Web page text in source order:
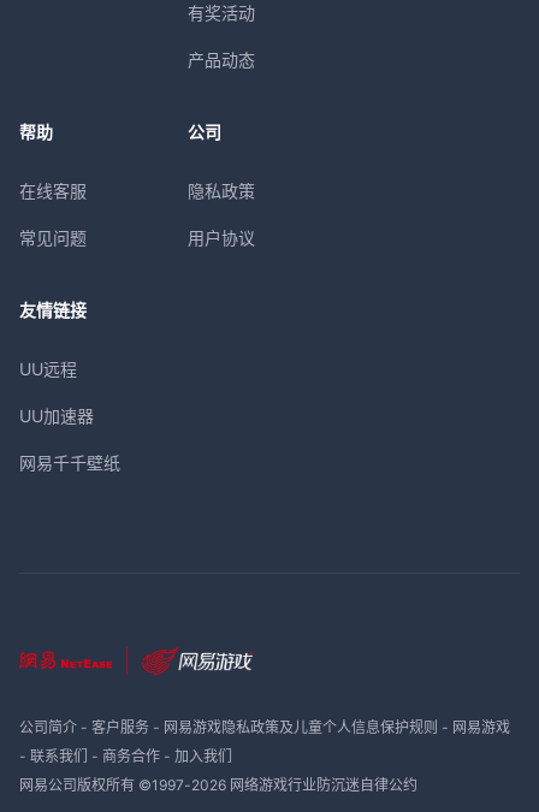
有奖活动
产品动态
帮助
在线客服
常见问题
公司
隐私政策
用户协议
友情链接
UU远程
UU加速器
网易千千壁纸
公司简介- 客户服务- 网易游戏隐私政策及儿童个人信息保护规则 - 网易游戏
- 联系我们 - 商务合作- 加入我们
网易公司版权所有 ©1997-2026 网络游戏行业防沉迷自律公约